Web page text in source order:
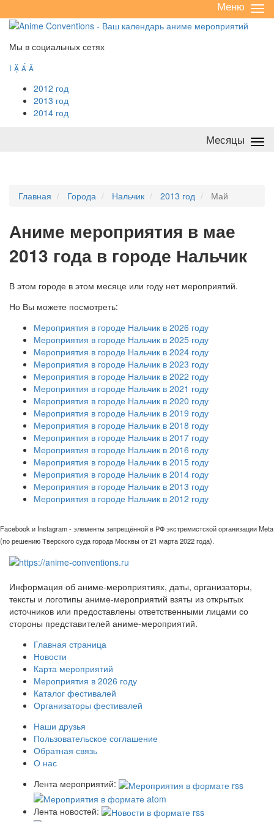
/
Меню
Мы в социальных сетях
   
2012 год
2013 год
2014 год
Месяцы
Главная Города Нальчик 2013 год Май
Аниме мероприятия в мае
2013 года в городе Нальчик
В этом городе в этом месяце или году нет мероприятий.
Но Вы можете посмотреть:
Мероприятия в городе Нальчик в 2026 году
Мероприятия в городе Нальчик в 2025 году
Мероприятия в городе Нальчик в 2024 году
Мероприятия в городе Нальчик в 2023 году
Мероприятия в городе Нальчик в 2022 году
Мероприятия в городе Нальчик в 2021 году
Мероприятия в городе Нальчик в 2020 году
Мероприятия в городе Нальчик в 2019 году
Мероприятия в городе Нальчик в 2018 году
Мероприятия в городе Нальчик в 2017 году
Мероприятия в городе Нальчик в 2016 году
Мероприятия в городе Нальчик в 2015 году
Мероприятия в городе Нальчик в 2014 году
Мероприятия в городе Нальчик в 2013 году
Мероприятия в городе Нальчик в 2012 году
Facebook и Instagram - элементы запрещённой в РФ экстремистской организации Meta
(по решению Тверского суда города Москвы от 21 марта 2022 года).
Информация об аниме-мероприятиях, даты, организаторы,
тексты и логотипы аниме-мероприятий взяты из открытых
источников или предоставлены ответственными лицами со
стороны представителей аниме-мероприятий.
Главная страница
Новости
Карта мероприятий
Мероприятия в 2026 году
Каталог фестивалей
Организаторы фестивалей
Наши друзья
Пользовательское соглашение
Обратная связь
О нас
Лента мероприятий:
Лента новостей: